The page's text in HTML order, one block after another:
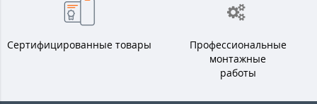
Сертифицированные товары
Профессиональные
монтажные
работы